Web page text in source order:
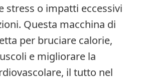
stress o impatti eccessivi
Questa macchina di
per bruciare calorie,
e migliorare la
il tutto nel